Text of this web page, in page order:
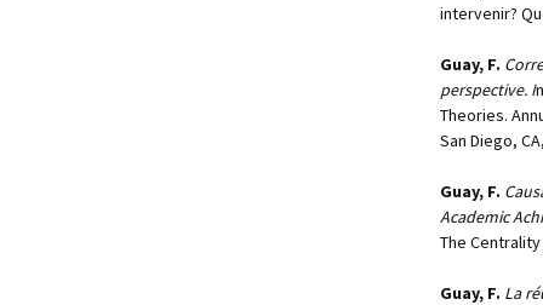
intervenir?
Guay, F.
perspective. I
Theories.
San Diego,
Guay, F.
Academic
The
Guay, F. La